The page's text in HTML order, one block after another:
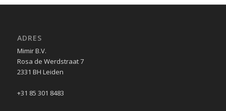
ADRES
Mimir B.V.
Rosa de Werdstraat 7
2331 BH Leiden
+31 85 301 8483